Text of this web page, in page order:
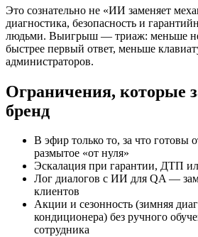
Это сознательно не «ИИ заменяет
диагностика, безопасность и
людьми. Выигрыш — триаж: меньше
быстрее первый ответ, меньше
администраторов.
Ограничения, которые
бренд
В эфир только то, за что готовы
размытое «от нуля»
Эскалация при гарантии, ДТП
Лог диалогов с ИИ для QA —
клиентов
Акции и сезонность (зимняя
кондиционера) без ручного
сотрудника